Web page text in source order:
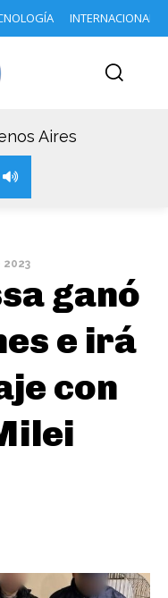
INTERNACIONAL
Aires
ganó
e irá
con